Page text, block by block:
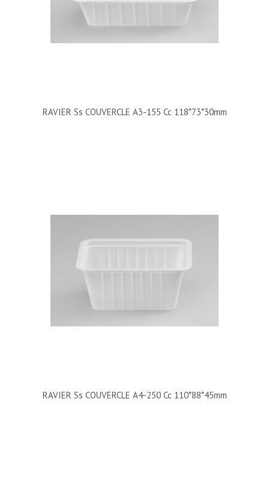
RAVIER Ss COUVERCLE A3-155 Cc 118*73*30mm
RAVIER Ss COUVERCLE A4-250 Cc 110*88*45mm